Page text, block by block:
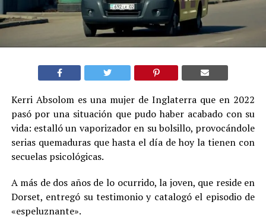
Kerri Absolom es una mujer de Inglaterra que en 2022
pasó por una situación que pudo haber acabado con su
vida: estalló un vaporizador en su bolsillo, provocándole
serias quemaduras que hasta el día de hoy la tienen con
secuelas psicológicas.
A más de dos años de lo ocurrido, la joven, que reside en
Dorset, entregó su testimonio y catalogó el episodio de
«espeluznante».